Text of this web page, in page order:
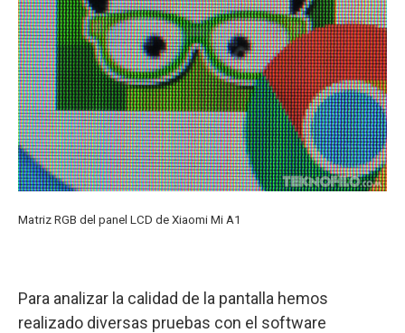
Matriz RGB del panel LCD de Xiaomi Mi A1
Para analizar la calidad de la pantalla hemos
realizado diversas pruebas con el software